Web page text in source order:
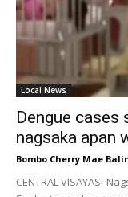
Local News
Dengue cases
nagsaka apan
Bombo Cherry Mae
CENTRAL VISAYAS-